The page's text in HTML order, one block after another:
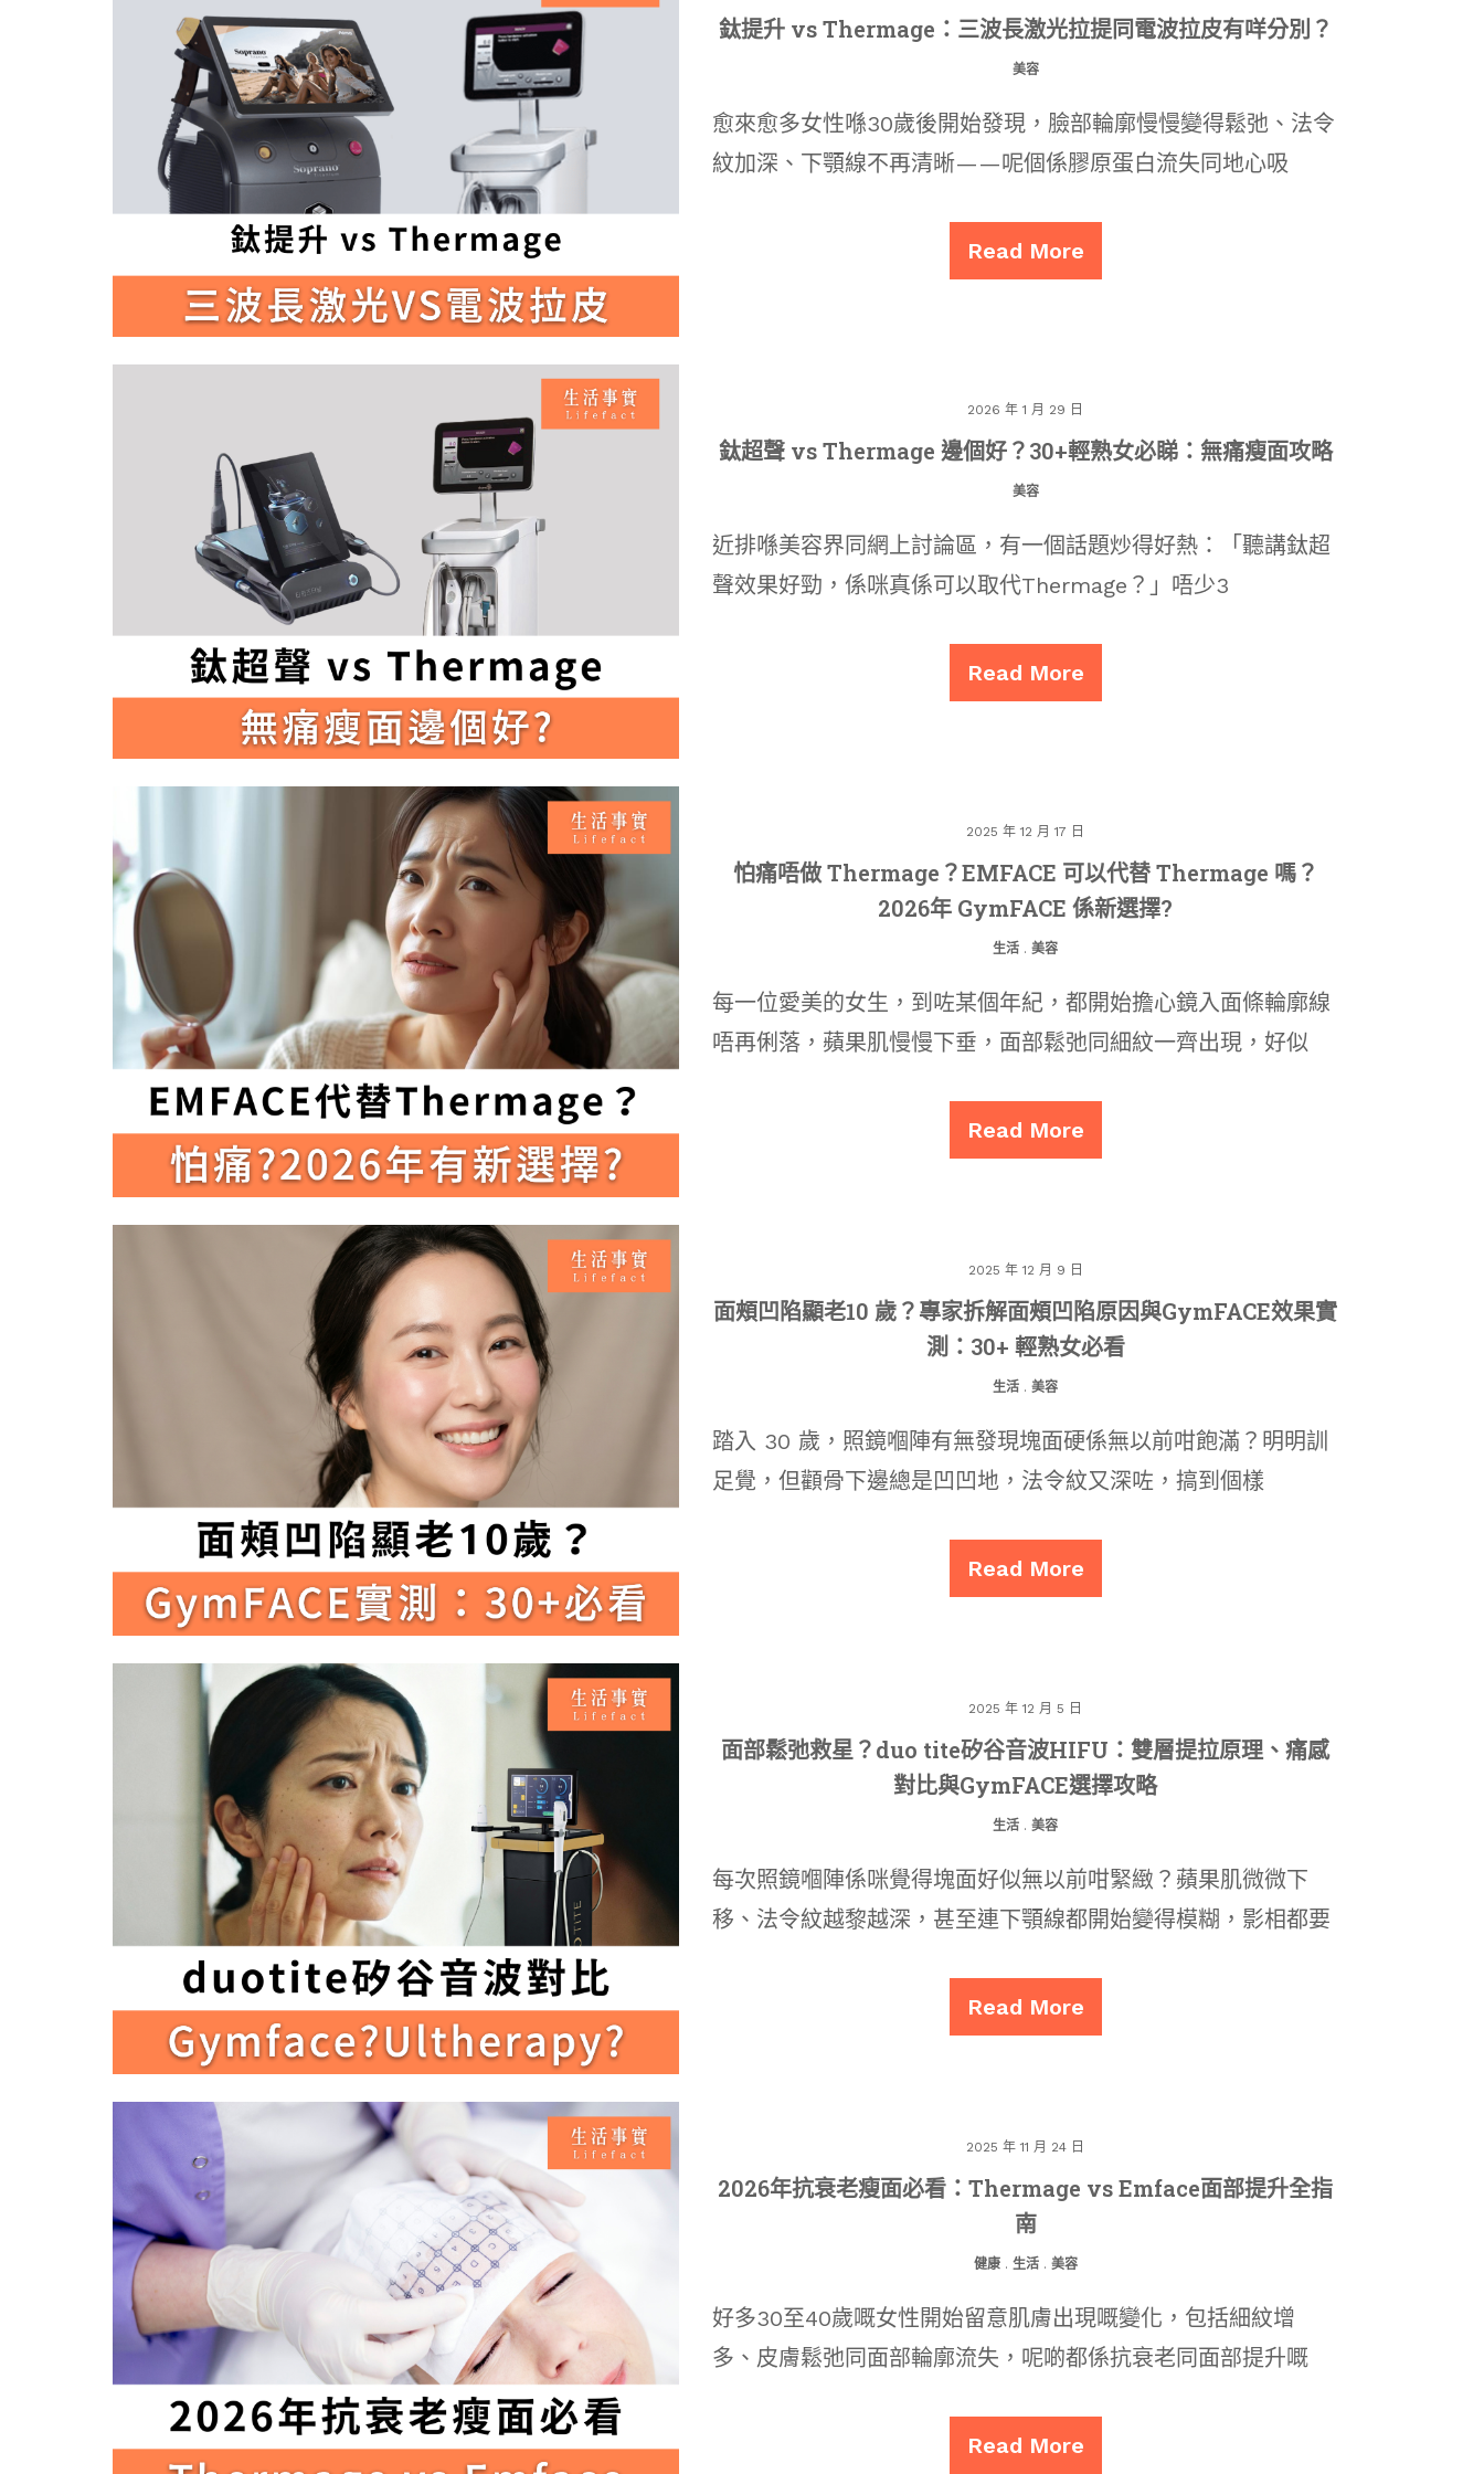
鈦提升 vs Thermage：三波長激光拉提同電波拉皮有咩分別？
美容
愈來愈多女性喺30歲後開始發現，臉部輪廓慢慢變得鬆弛、法令
紋加深、下顎線不再清晰——呢個係膠原蛋白流失同地心吸
Read More
2026 年 1 月 29 日
鈦超聲 vs Thermage 邊個好？30+輕熟女必睇：無痛瘦面攻略
美容
近排喺美容界同網上討論區，有一個話題炒得好熱：「聽講鈦超
聲效果好勁，係咪真係可以取代Thermage？」唔少3
Read More
2025 年 12 月 17 日
怕痛唔做 Thermage？EMFACE 可以代替 Thermage 嗎？
2026年 GymFACE 係新選擇?
生活 . 美容
每一位愛美的女生，到咗某個年紀，都開始擔心鏡入面條輪廓線
唔再俐落，蘋果肌慢慢下垂，面部鬆弛同細紋一齊出現，好似
Read More
2025 年 12 月 9 日
面頰凹陷顯老10 歲？專家拆解面頰凹陷原因與GymFACE效果實
測：30+ 輕熟女必看
生活 . 美容
踏入 30 歲，照鏡嗰陣有無發現塊面硬係無以前咁飽滿？明明訓
足覺，但顴骨下邊總是凹凹地，法令紋又深咗，搞到個樣
Read More
2025 年 12 月 5 日
面部鬆弛救星？duo tite矽谷音波HIFU：雙層提拉原理、痛感
對比與GymFACE選擇攻略
生活 . 美容
每次照鏡嗰陣係咪覺得塊面好似無以前咁緊緻？蘋果肌微微下
移、法令紋越黎越深，甚至連下顎線都開始變得模糊，影相都要
Read More
2025 年 11 月 24 日
2026年抗衰老瘦面必看：Thermage vs Emface面部提升全指
南
健康. 生活. 美容
好多30至40歲嘅女性開始留意肌膚出現嘅變化，包括細紋增
多、皮膚鬆弛同面部輪廓流失，呢啲都係抗衰老同面部提升嘅
Read More